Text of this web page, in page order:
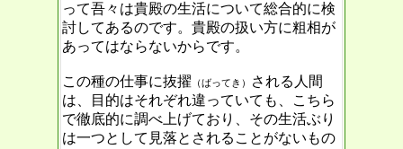
って吾々は貴殿の生活について総合的に検
討してあるのです。貴殿の扱い方に粗相が
あってはならないからです。
この種の仕事に抜擢 （ばってき）
される人間
は、目的はそれぞれ違っていても、こちら
で徹底的に調べ上げており、その生活ぶり
は一つとして見落とされることがないもの